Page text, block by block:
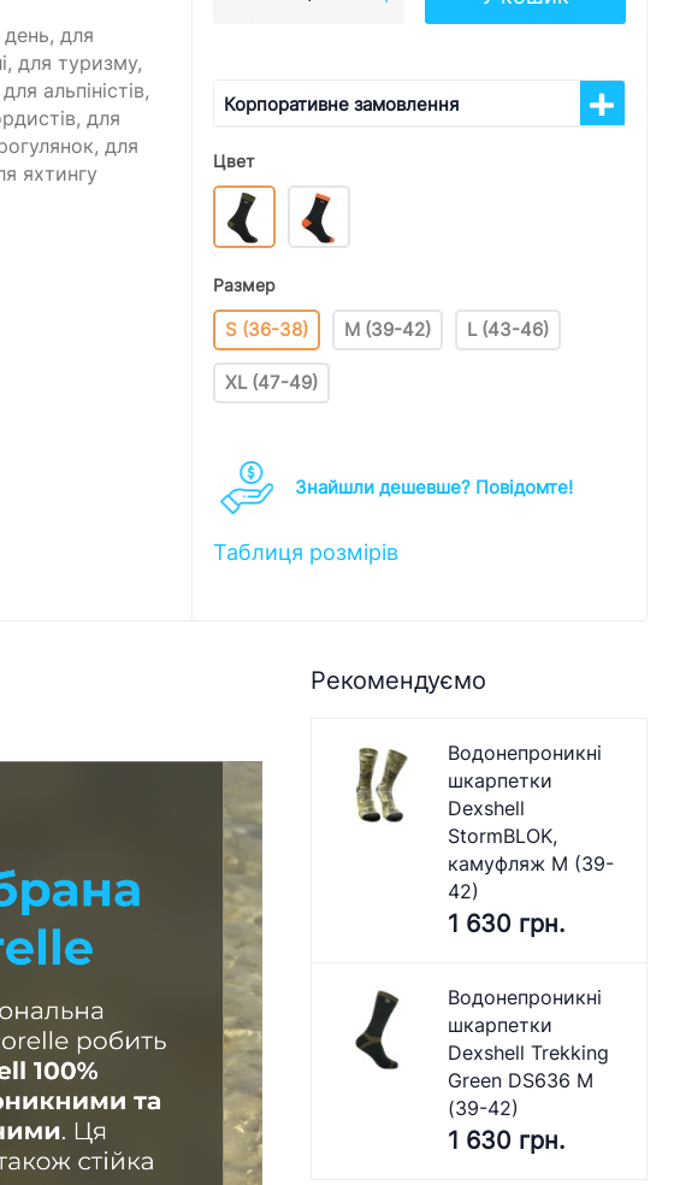
для
для туризму,
альпіністів,
для
для
яхтингу
Корпоративне замовлення
Цвет
Размер
S (36-38) M (39-42) L (43-46)
XL (47-49)
Знайшли дешевше? Повідомте!
Таблиця розмірів
Рекомендуємо
Водонепроникні
шкарпетки
Dexshell
StormBLOK,
камуфляж M (39-
42)
1 630 грн.
Водонепроникні
шкарпетки
Dexshell Trekking
Green DS636 M
(39-42)
1 630 грн.